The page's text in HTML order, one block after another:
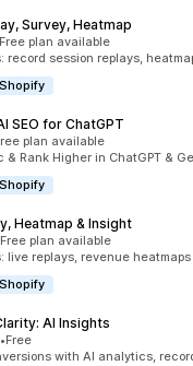
Survey, Heatmap
recenzí: 599
Free plan available
record session replays,
SEO for ChatGPT
recenzí: 118
plan available
& Rank Higher in ChatGPT &
Heatmap & Insight
recenzí: 469
Free plan available
live replays, revenue
AI Insights
recenzí: 1818
•Free
with AI analytics,